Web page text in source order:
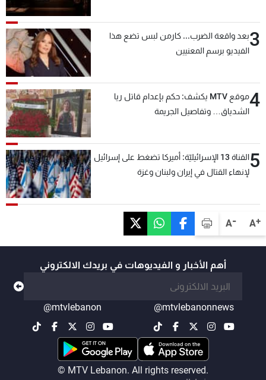
A+
A-
3بعد واقعة الضرب... كارمن لبس تضع هذا
الفيديو برسم المعنيين
4
موقع MTV يكشف: حكم بإعدام قاتل ريا
الشدياق… وتفاصيل الجريمة
5
القناة 13 الإسرائيليّة: أميركا تضغط على إسرائيل
لإنهاء القتال في إيران ولبنان وغزة
أهم الأخبار و الفيديوهات في بريدك الالكتروني
@mtvlebanonnews
@mtvlebanon
© MTV Lebanon. All rights reserved.